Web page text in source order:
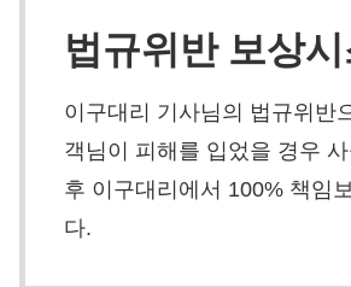
법규위반 보상
이구대리 기사님의 법규위반
객님이 피해를 입었을 경우
후 이구대리에서 100% 책임
다.